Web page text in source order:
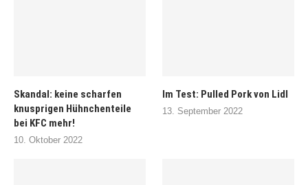
Skandal: keine scharfen
knusprigen Hühnchenteile
bei KFC mehr!
10. Oktober 2022
Im Test: Pulled Pork von Lidl
13. September 2022